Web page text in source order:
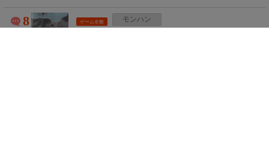
ゲーム全般 モンハン
8